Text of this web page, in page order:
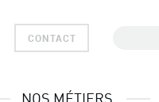
CONTACT
NOS MÉTIERS